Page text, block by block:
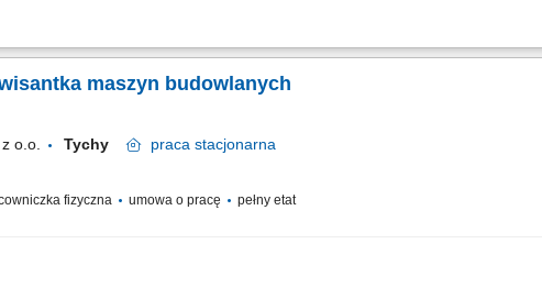
porządku i czystości w wyznaczonych obszarach budynków i terenów
maszyn budowlanych
o.o. Tychy praca stacjonarna
fizyczna umowa o pracę pełny etat